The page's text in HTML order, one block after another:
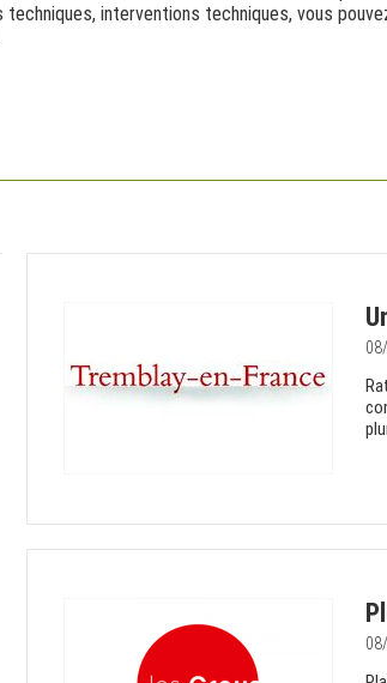
interventions techniques, vous